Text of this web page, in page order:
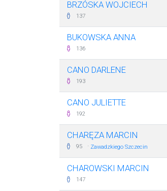
BRZÓSKA WOJCIECH
137
BUKOWSKA ANNA
136
CANO DARLENE
193
CANO JULIETTE
192
CHARĘZA MARCIN
95 · Zawadzkiego Szczecin
CHAROWSKI MARCIN
147